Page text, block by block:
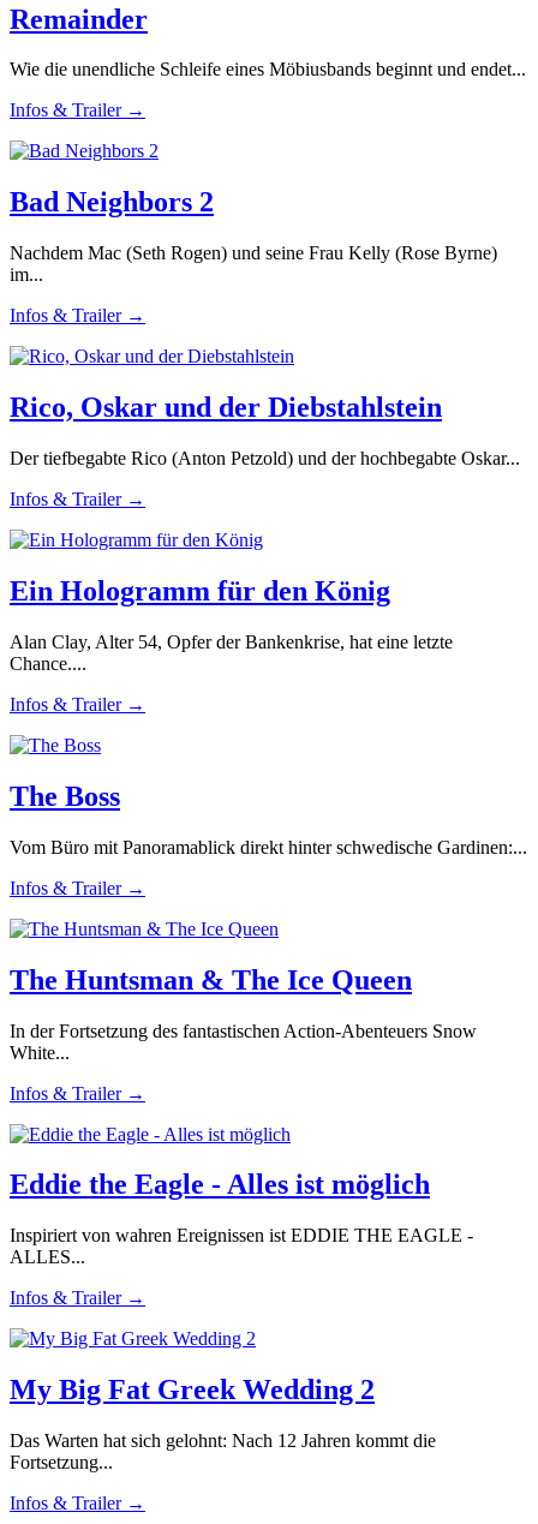
Remainder
Wie die unendliche Schleife eines Möbiusbands beginnt und endet...
Infos & Trailer →
Bad Neighbors 2
Nachdem Mac (Seth Rogen) und seine Frau Kelly (Rose Byrne)
im...
Infos & Trailer →
Rico, Oskar und der Diebstahlstein
Der tiefbegabte Rico (Anton Petzold) und der hochbegabte Oskar...
Infos & Trailer →
Ein Hologramm für den König
Alan Clay, Alter 54, Opfer der Bankenkrise, hat eine letzte
Chance....
Infos & Trailer →
The Boss
Vom Büro mit Panoramablick direkt hinter schwedische Gardinen:...
Infos & Trailer →
The Huntsman & The Ice Queen
In der Fortsetzung des fantastischen Action-Abenteuers Snow
White...
Infos & Trailer →
Eddie the Eagle - Alles ist möglich
Inspiriert von wahren Ereignissen ist EDDIE THE EAGLE -
ALLES...
Infos & Trailer →
My Big Fat Greek Wedding 2
Das Warten hat sich gelohnt: Nach 12 Jahren kommt die
Fortsetzung...
Infos & Trailer →